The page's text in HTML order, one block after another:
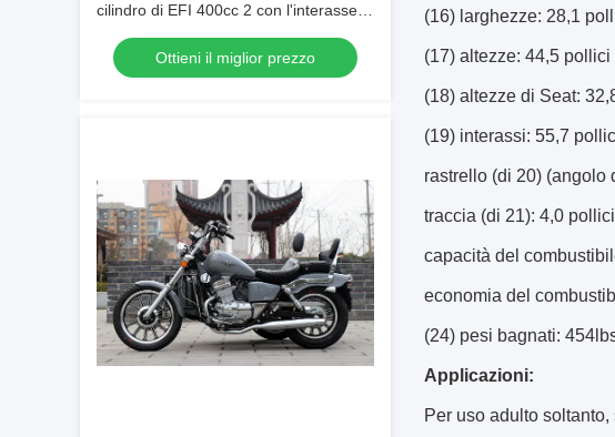
cilindro di EFI 400cc 2 con l'interasse di
1430mm
Ottieni il miglior prezzo
(16) larghezze: 28,1
(17) altezze: 44,5 pollici
(18) altezze di Seat:
(19) interassi: 55,7
rastrello (di 20) (angolo
traccia (di 21): 4,0 pollici
capacità del
economia del
(24) pesi bagnati:
Applicazioni:
Per uso adulto